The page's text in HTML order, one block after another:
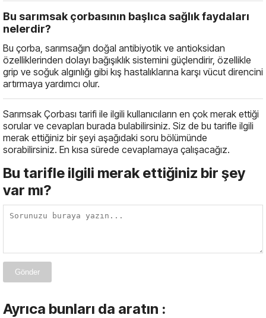
Bu sarımsak çorbasının başlıca sağlık faydaları
nelerdir?
Bu çorba, sarımsağın doğal antibiyotik ve antioksidan
özelliklerinden dolayı bağışıklık sistemini güçlendirir, özellikle
grip ve soğuk algınlığı gibi kış hastalıklarına karşı vücut direncini
artırmaya yardımcı olur.
Sarımsak Çorbası tarifi ile ilgili kullanıcıların en çok merak ettiği
sorular ve cevapları burada bulabilirsiniz. Siz de bu tarifle ilgili
merak ettiğiniz bir şeyi aşağıdaki soru bölümünde
sorabilirsiniz. En kısa sürede cevaplamaya çalışacağız.
Bu tarifle ilgili merak ettiğiniz bir şey
var mı?
Gönder
Ayrıca bunları da aratın :